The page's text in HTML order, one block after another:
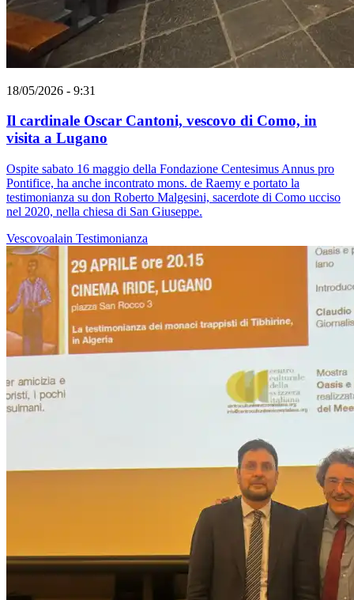
18/05/2026 - 9:31
Il cardinale Oscar Cantoni, vescovo di Como, in
visita a Lugano
Ospite sabato 16 maggio della Fondazione Centesimus Annus pro
Pontifice, ha anche incontrato mons. de Raemy e portato la
testimonianza su don Roberto Malgesini, sacerdote di Como ucciso
nel 2020, nella chiesa di San Giuseppe.
Vescovoalain Testimonianza